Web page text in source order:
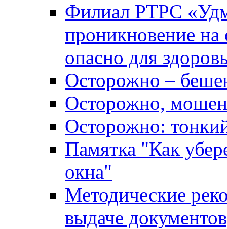
Филиал РТРС
проникновение на
опасно для
Осторожно –
Осторожно,
Осторожно:
Памятка "Как
окна"
Методические
выдаче